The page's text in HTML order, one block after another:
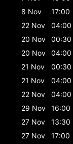
8 Nov
17:00
22 Nov
04:00
20 Nov
00:30
20 Nov
04:00
21 Nov
00:30
21 Nov
04:00
22 Nov
04:00
29 Nov
16:00
27 Nov
13:30
27 Nov
17:00